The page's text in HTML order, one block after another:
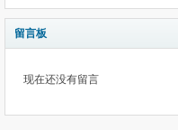
留言板
现在还没有留言